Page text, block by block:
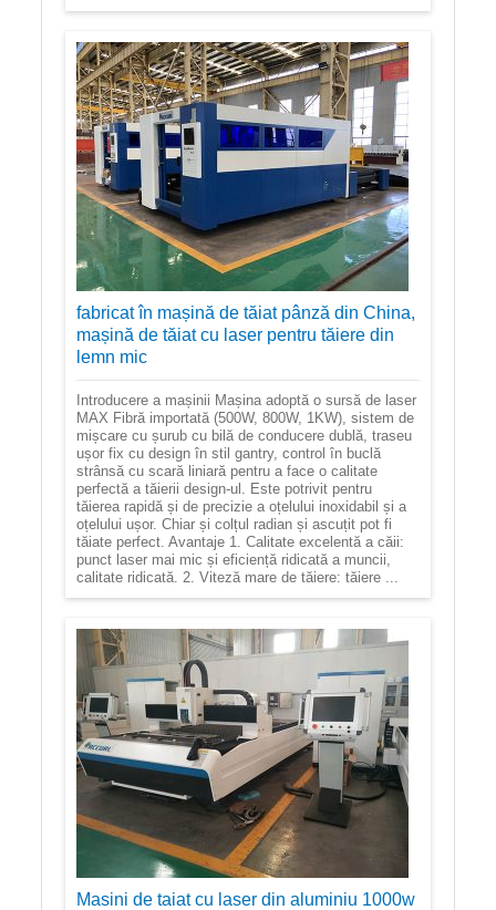
fabricat în mașină de tăiat pânză din China,
mașină de tăiat cu laser pentru tăiere din
lemn mic
Introducere a mașinii Mașina adoptă o sursă de laser
MAX Fibră importată (500W, 800W, 1KW), sistem de
mișcare cu șurub cu bilă de conducere dublă, traseu
ușor fix cu design în stil gantry, control în buclă
strânsă cu scară liniară pentru a face o calitate
perfectă a tăierii design-ul. Este potrivit pentru
tăierea rapidă și de precizie a oțelului inoxidabil și a
oțelului ușor. Chiar și colțul radian și ascuțit pot fi
tăiate perfect. Avantaje 1. Calitate excelentă a căii:
punct laser mai mic și eficiență ridicată a muncii,
calitate ridicată. 2. Viteză mare de tăiere: tăiere ...
Masini de taiat cu laser din aluminiu 1000w